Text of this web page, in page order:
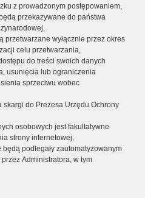
z prowadzonym postępowaniem,
przekazywane do państwa
przetwarzane wyłącznie przez okres
celu przetwarzania,
do treści swoich danych
usunięcia lub ograniczenia
sprzeciwu wobec
do Prezesa Urzędu Ochrony
osobowych jest fakultatywne
strony internetowej,
podlegały zautomatyzowanym
Administratora, w tym